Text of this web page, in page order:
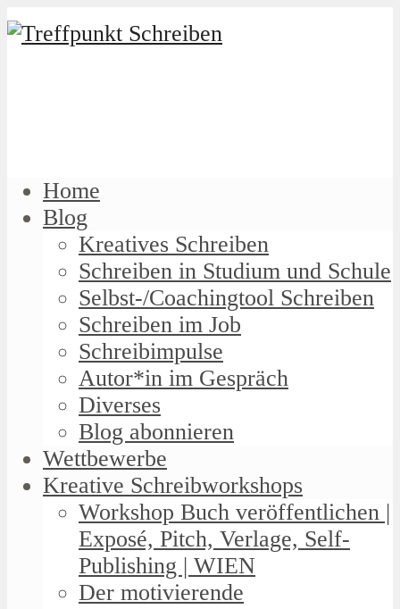
Home
Blog
Kreatives Schreiben
Schreiben in Studium und Schule
Selbst-/Coachingtool Schreiben
Schreiben im Job
Schreibimpulse
Autor*in im Gespräch
Diverses
Blog abonnieren
Wettbewerbe
Kreative Schreibworkshops
Workshop Buch veröffentlichen |
Exposé, Pitch, Verlage, Self-
Publishing | WIEN
Der motivierende